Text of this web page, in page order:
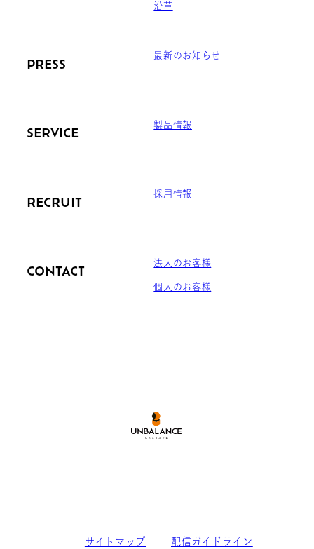
沿革
PRESS
最新のお知らせ
SERVICE
製品情報
RECRUIT
採用情報
CONTACT
法人のお客様
個人のお客様
サイトマップ 配信ガイドライン